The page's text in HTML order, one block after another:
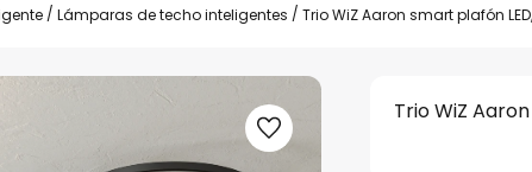
Lámparas de techo inteligentes Trio WiZ Aaron smart plafón
Trio WiZ